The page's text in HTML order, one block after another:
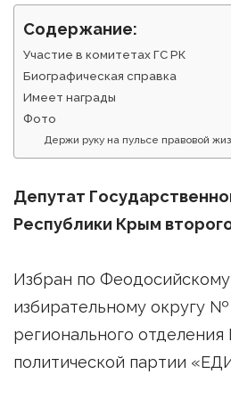
Содержание:
Участие в комитетах ГС РК
Биографическая справка
Имеет награды
Фото
Держи руку на пульсе правовой
Депутат
Республики Крым
Избран по
избирательному округу №
регионального
политической партии